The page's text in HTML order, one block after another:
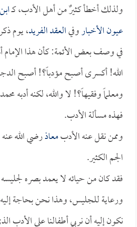
ولذلك أخطأ كثيرٌ من أهل الأدب، كـ
عيون الأخباروفيالعقد الفريد، يوم
في وصف بعض الأئمة: كأن هذا
الله! أكسرى أصبح مؤدباً؟! أصبح
ومعلماً وفقيهاً؟! لا والله، لكنه أدبه
فهذه مسألة الأدب.
وممن نقل عنه الأدبمعاذرضي الله
الجم الكثير.
فقد كان من حيائه لا يعمد بصره
ورعاية للجليس، وهذا نحن بحاجة
نكون إليه أن نربي أطفالنا على الأدب